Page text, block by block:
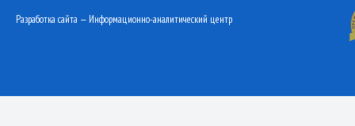
Разработка сайта — Информационно-аналитический центр